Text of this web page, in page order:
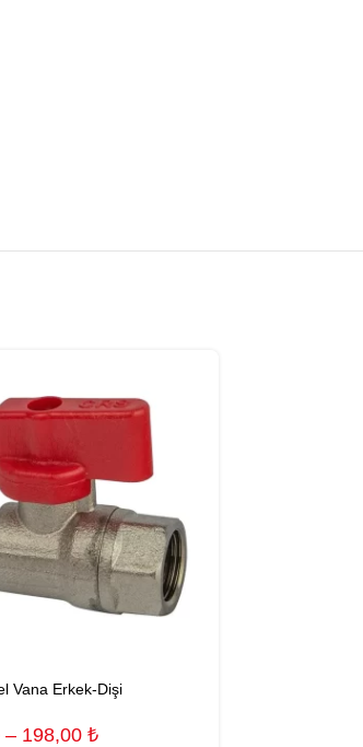
Vana Erkek-Dişi
– 198,00 ₺